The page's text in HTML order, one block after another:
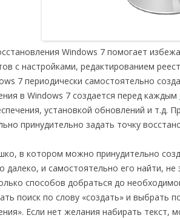
Windows 7 помогает
с настройками, редактированием
7 периодически самостоятельно
в Windows 7 создается перед каждым
установкой обновлений и т.д.
принудительно задать точку
в котором можно принудительно
далеко, и самостоятельно его найти,
способов добраться до
поиск по слову «создать» и выбрать
Если нет желания набирать